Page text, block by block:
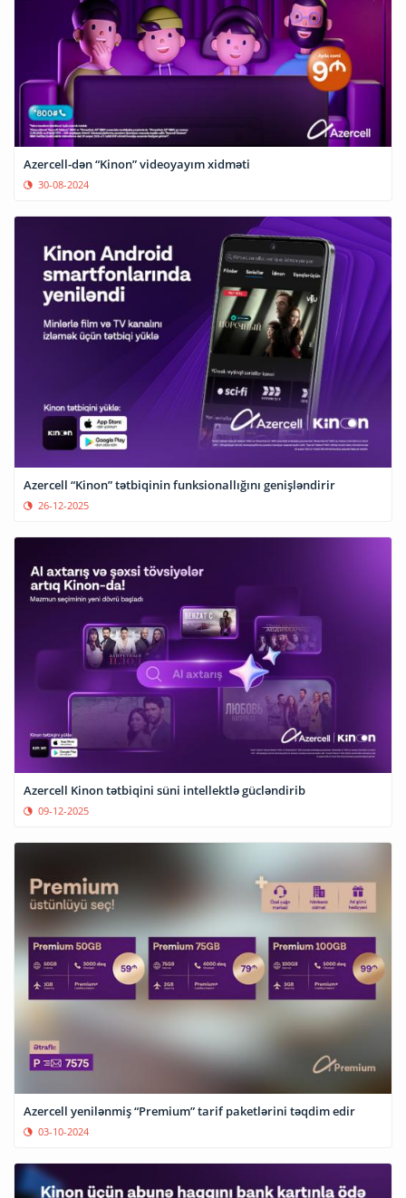
Azercell-dən “Kinon” videoyayım xidməti
30-08-2024
Azercell “Kinon” tətbiqinin funksionallığını genişləndirir
26-12-2025
Azercell Kinon tətbiqini süni intellektlə gücləndirib
09-12-2025
Azercell yenilənmiş “Premium” tarif paketlərini təqdim edir
03-10-2024